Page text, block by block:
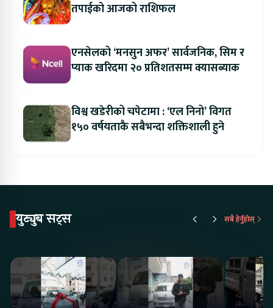
तपाईको आजको राशिफल
एनसेलको ‘मनसुन अफर’ सार्वजनिक, सिम र
प्याक खरिदमा २० प्रतिशतसम्म क्यासब्याक
विश्व खडेरीको चपेटामा : ‘एल निनो’ विगत
१५० वर्षयताकै सबैभन्दा शक्तिशाली हुने
युट्युब सट्स सबै हेर्नुहोस्